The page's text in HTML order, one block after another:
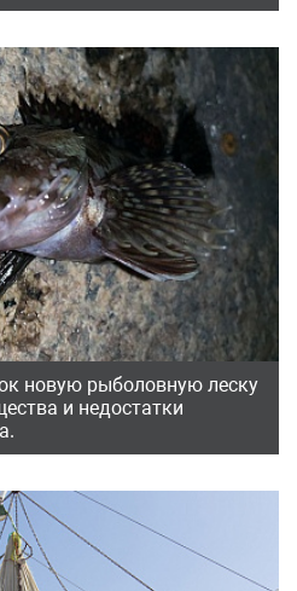
новую рыболовную леску